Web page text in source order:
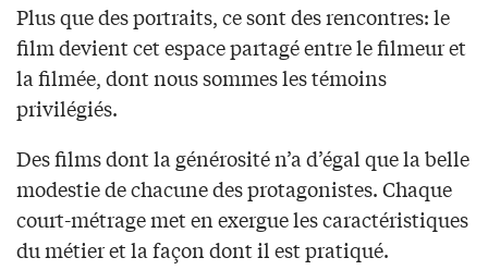
Plus que des portraits, ce sont des rencontres: le
film devient cet espace partagé entre le filmeur et
la filmée, dont nous sommes les témoins
privilégiés.
Des films dont la générosité n’a d’égal que la belle
modestie de chacune des protagonistes. Chaque
court-métrage met en exergue les caractéristiques
du métier et la façon dont il est pratiqué.